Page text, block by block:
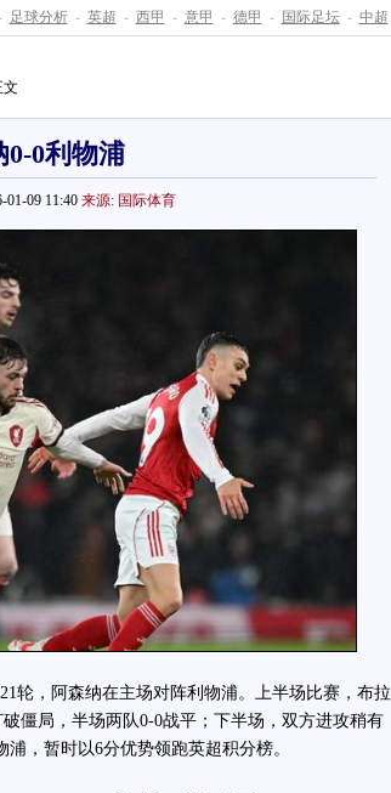
足球分析 - 英超 - 西甲 - 意甲 - 德甲 - 国际足坛 - 中超
文
0-0利物浦
01-09 11:40 来源: 国际体育
，阿森纳在主场对阵利物浦。上半场比赛，布拉
僵局，半场两队0-0战平；下半场，双方进攻稍有
，暂时以6分优势领跑英超积分榜。